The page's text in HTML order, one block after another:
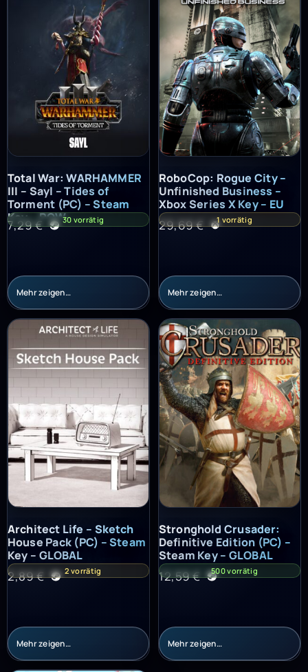
Total War: WARHAMMER III – Sayl – Tides of Torment (PC) –
Total War: WARHAMMER
III – Sayl – Tides of
Torment (PC) – Steam
Key – ROW
7,29€ 30 vorrätig
Mehr zeigen…
RoboCop: Rogue City –
RoboCop: Rogue City –
Unfinished Business –
Xbox Series X Key – EU
29,69€ 1 vorrätig
Mehr zeigen…
Architect Life – Sketch House Pack (PC) – Steam Key – GLOBAL
Architect Life – Sketch
House Pack (PC) – Steam
Key – GLOBAL
2,89€ 2 vorrätig
Mehr zeigen…
Stronghold Crusader: Definitive
Stronghold Crusader:
Definitive Edition (PC) –
Steam Key – GLOBAL
12,59€ 500 vorrätig
Mehr zeigen…